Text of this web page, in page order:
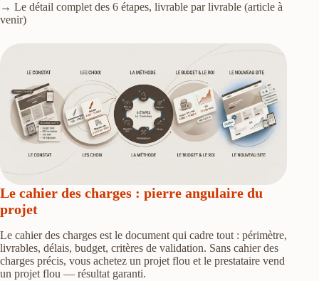
→ Le détail complet des 6 étapes, livrable par livrable (article à
venir)
Le cahier des charges : pierre angulaire du
projet
Le cahier des charges est le document qui cadre tout : périmètre,
livrables, délais, budget, critères de validation. Sans cahier des
charges précis, vous achetez un projet flou et le prestataire vend
un projet flou — résultat garanti.